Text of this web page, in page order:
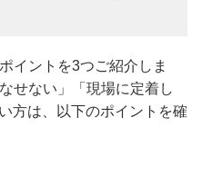
イントを3つご紹介しま
せない」「現場に定着し
方は、以下のポイントを確